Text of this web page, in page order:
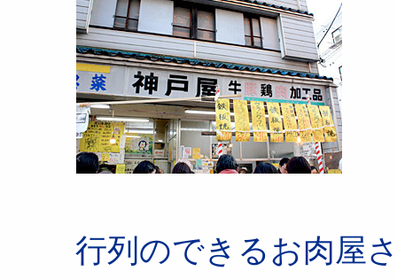
行列のできるお肉屋